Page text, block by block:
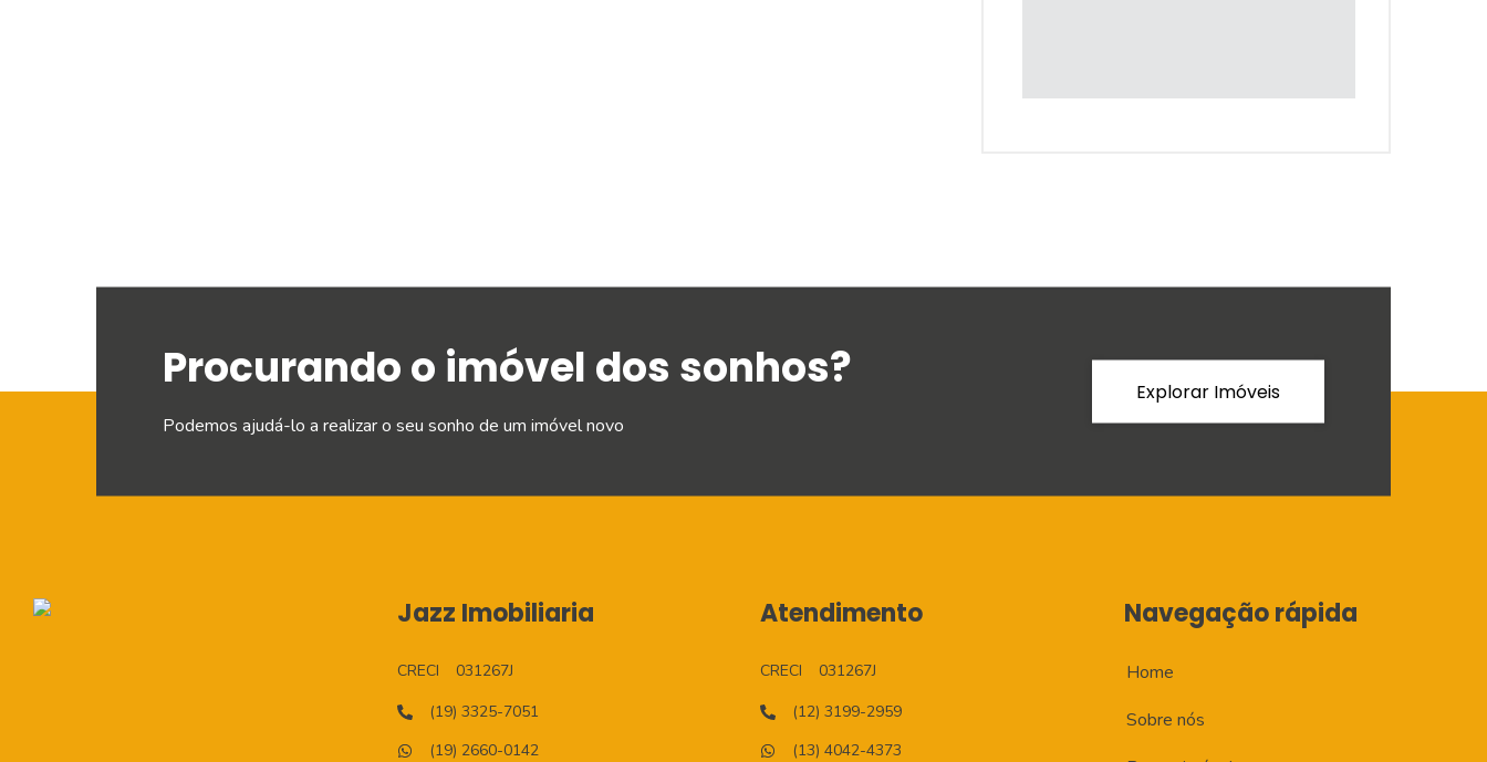
Procurando o imóvel dos sonhos?
Podemos ajudá-lo a realizar o seu sonho de um imóvel novo
Explorar Imóveis
Jazz Imobiliaria
CRECI
031267J
(19) 3325-7051
(19) 2660-0142
Atendimento
CRECI
031267J
(12) 3199-2959
(13) 4042-4373
Navegação rápida
Home
Sobre nós